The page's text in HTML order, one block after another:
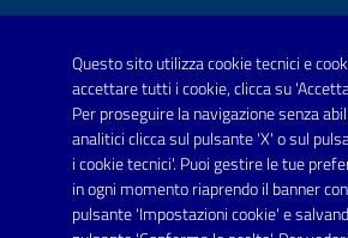
Questo sito utilizza cookie tecnici e
accettare tutti i cookie, clicca su
Per proseguire la navigazione senza
analitici clicca sul pulsante 'X' o sul
i cookie tecnici'. Puoi gestire le tue
in ogni momento riaprendo il banner
pulsante 'Impostazioni cookie' e
Telefono: 0999707766
Fax: 0999704336
Posta Elettronica Certificata:
prot.comune.avetrana@pec.rupar.puglia.it